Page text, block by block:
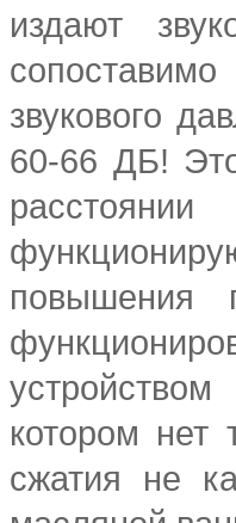
издают
звукового
60-66 ДБ!
повышения
котором нет
сжатия не